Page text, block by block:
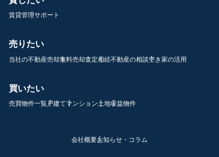
賃貸管理サポート
売りたい
当社の不動産売却無料売却査定相続不動産の相談空き家の活用
買いたい
売買物件一覧戸建てマンション土地収益物件
会社概要お知らせ・コラム